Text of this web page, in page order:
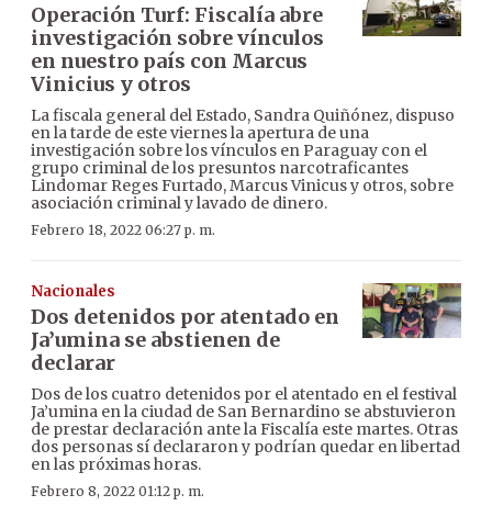
Operación Turf: Fiscalía abre
investigación sobre vínculos
en nuestro país con Marcus
Vinicius y otros
La fiscala general del Estado, Sandra Quiñónez, dispuso
en la tarde de este viernes la apertura de una
investigación sobre los vínculos en Paraguay con el
grupo criminal de los presuntos narcotraficantes
Lindomar Reges Furtado, Marcus Vinicus y otros, sobre
asociación criminal y lavado de dinero.
Febrero 18, 2022 06:27 p. m.
Nacionales
Dos detenidos por atentado en
Ja’umina se abstienen de
declarar
Dos de los cuatro detenidos por el atentado en el festival
Ja’umina en la ciudad de San Bernardino se abstuvieron
de prestar declaración ante la Fiscalía este martes. Otras
dos personas sí declararon y podrían quedar en libertad
en las próximas horas.
Febrero 8, 2022 01:12 p. m.